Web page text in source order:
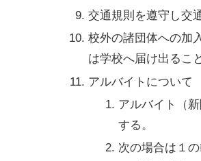
交通規則を遵守し交
校外の諸団体への加
は学校へ届け出るこ
アルバイトについて
アルバイト（
する。
次の場合は１